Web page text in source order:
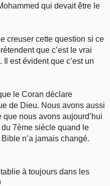
qui devait être le
creuser cette question si ce
que c’est le vrai
est évident que c’est un
le Coran déclare
de Dieu. Nous avons aussi
nous avons aujourd’hui
7ème siècle quand le
n’a jamais changé.
à toujours dans les